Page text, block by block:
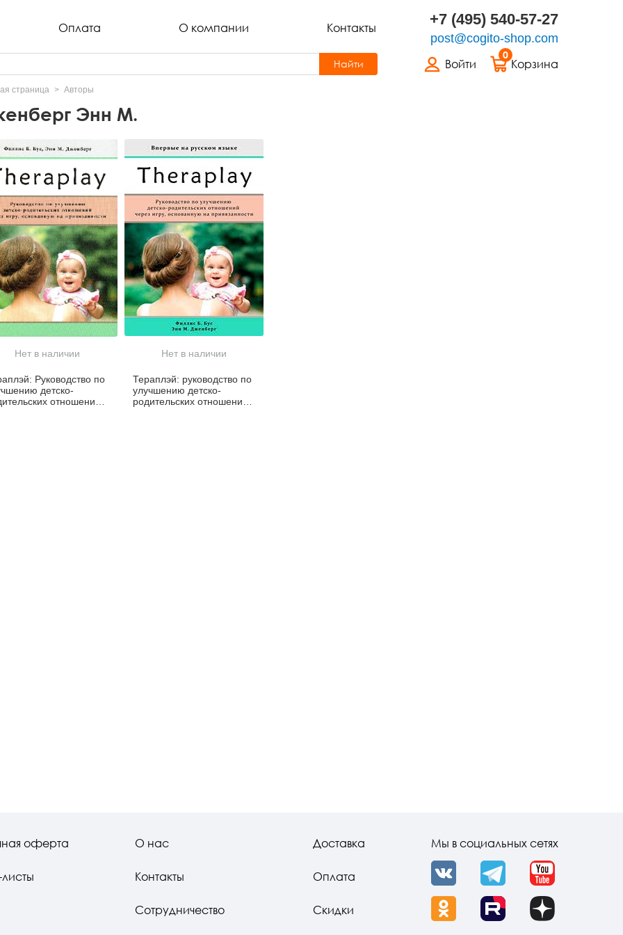
Оплата О компании Контакты +7 (495) 540-57-27
post@cogito-shop.com
Войти
0
Корзина
Найти
страница Авторы
Энн М.
Нет в наличии
Руководство по
детско-
отношений
Нет в наличии
Тераплэй: руководство по
улучшению детско-
родительских отношений
оферта О нас
Контакты
Сотрудничество
Доставка
Оплата
Скидки
Мы в социальных сетях
VK Telegram YouTube
OK Rutube Dzen